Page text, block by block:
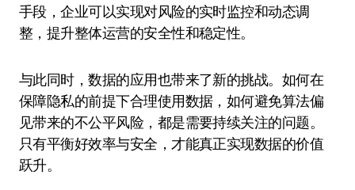
手段，企业可以实现对风险的实时监控和动态调
整，提升整体运营的安全性和稳定性。
与此同时，数据的应用也带来了新的挑战。如何在
保障隐私的前提下合理使用数据，如何避免算法偏
见带来的不公平风险，都是需要持续关注的问题。
只有平衡好效率与安全，才能真正实现数据的价值
跃升。